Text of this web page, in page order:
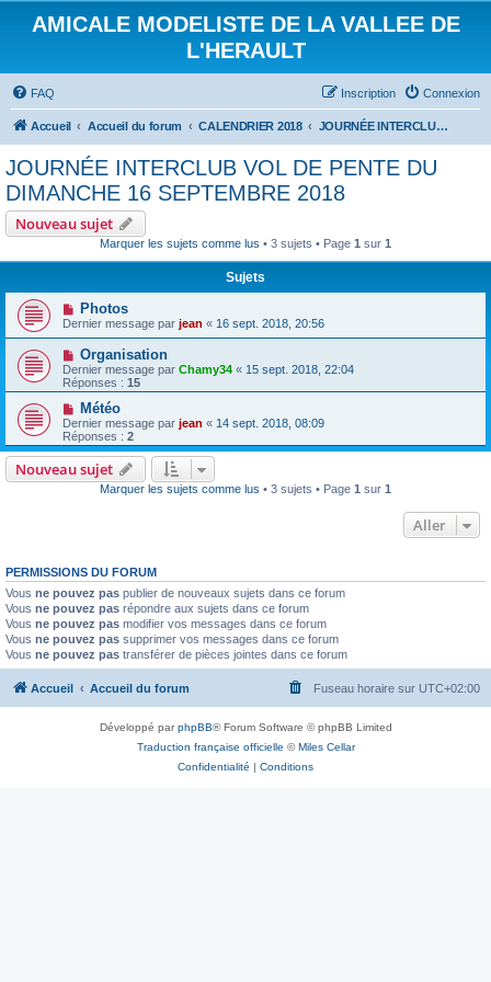
AMICALE MODELISTE DE LA VALLEE DE
L'HERAULT
FAQ Connexion
Inscription
Accueil Accueil du forum CALENDRIER 2018 JOURNÉE INTERCLUB VOL DE PENTE DU DIMANCHE 16 SEPTEMBRE 2018
JOURNÉE INTERCLUB VOL DE PENTE DU
DIMANCHE 16 SEPTEMBRE 2018
Nouveau sujet
Marquer les sujets comme lus • 3 sujets • Page 1 sur 1
Sujets
Photos
Dernier message par jean « 16 sept. 2018, 20:56
Organisation
Dernier message par Chamy34 « 15 sept. 2018, 22:04
Réponses : 15
Météo
Dernier message par jean « 14 sept. 2018, 08:09
Réponses : 2
Nouveau sujet
Marquer les sujets comme lus • 3 sujets • Page 1 sur 1
Aller
PERMISSIONS DU FORUM
Vous ne pouvez pas publier de nouveaux sujets dans ce forum
Vous ne pouvez pas répondre aux sujets dans ce forum
Vous ne pouvez pas modifier vos messages dans ce forum
Vous ne pouvez pas supprimer vos messages dans ce forum
Vous ne pouvez pas transférer de pièces jointes dans ce forum
Accueil Accueil du forum Fuseau horaire sur UTC+02:00
Développé parphpBB® Forum Software © phpBB Limited
Traduction française officielle ©Miles Cellar
Confidentialité | Conditions